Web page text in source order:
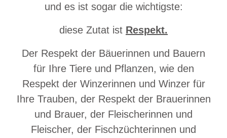
und es ist sogar die wichtigste:
diese Zutat ist Respekt.
Der Respekt der Bäuerinnen und Bauern
für Ihre Tiere und Pflanzen, wie den
Respekt der Winzerinnen und Winzer für
Ihre Trauben, der Respekt der Brauerinnen
und Brauer, der Fleischerinnen und
Fleischer, der Fischzüchterinnen und